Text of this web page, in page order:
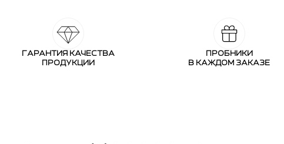
ГАРАНТИЯ КАЧЕСТВА
ПРОДУКЦИИ
ПРОБНИКИ
В КАЖДОМ ЗАКАЗЕ